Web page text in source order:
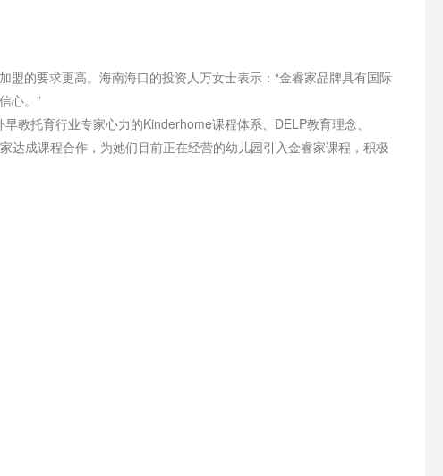
的要求更高。海南海口的投资人万女士表示：“金睿家品牌具有国际
心。”
托育行业专家心力的Kinderhome课程体系、DELP教育理念、
达成课程合作，为她们目前正在经营的幼儿园引入金睿家课程，积极